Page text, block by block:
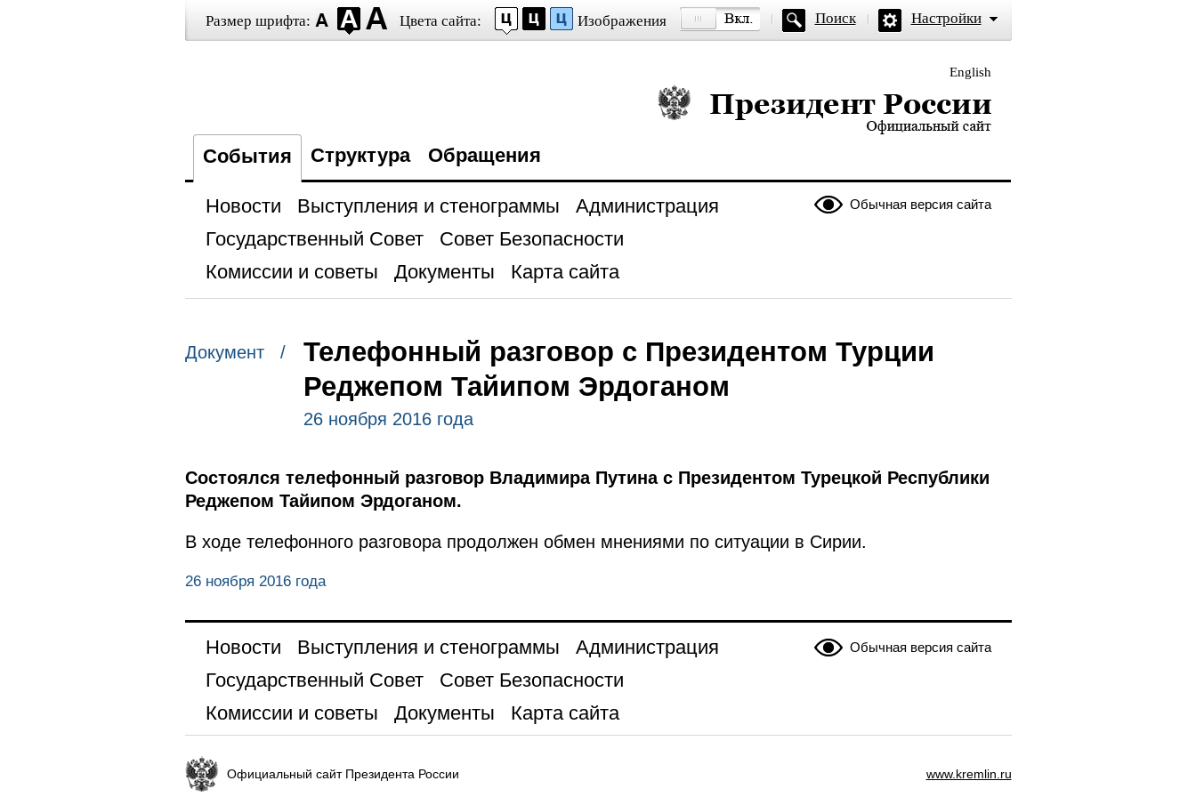
Размер шрифта: Цвета сайта: Изображения Поиск Настройки
English
Президент России — официальный сайт
События Структура Обращения
Обычная версия сайта
Новости Выступления и стенограммы
Администрация
Государственный Совет
Совет Безопасности
Комиссии и советы
Документы Карта сайта
Документ /
Телефонный разговор с Президентом Турции
Реджепом Тайипом Эрдоганом
26 ноября 2016 года
Состоялся телефонный разговор Владимира Путина с Президентом Турецкой Республики
Реджепом Тайипом Эрдоганом.
В ходе телефонного разговора продолжен обмен мнениями по ситуации в Сирии.
26 ноября 2016 года
Обычная версия сайта
Новости Выступления и стенограммы
Администрация
Государственный Совет
Совет Безопасности
Комиссии и советы
Документы Карта сайта
Официальный сайт Президента России www.kremlin.ru